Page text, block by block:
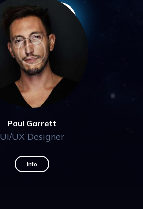
Paul Garrett
UI/UX Designer
Info